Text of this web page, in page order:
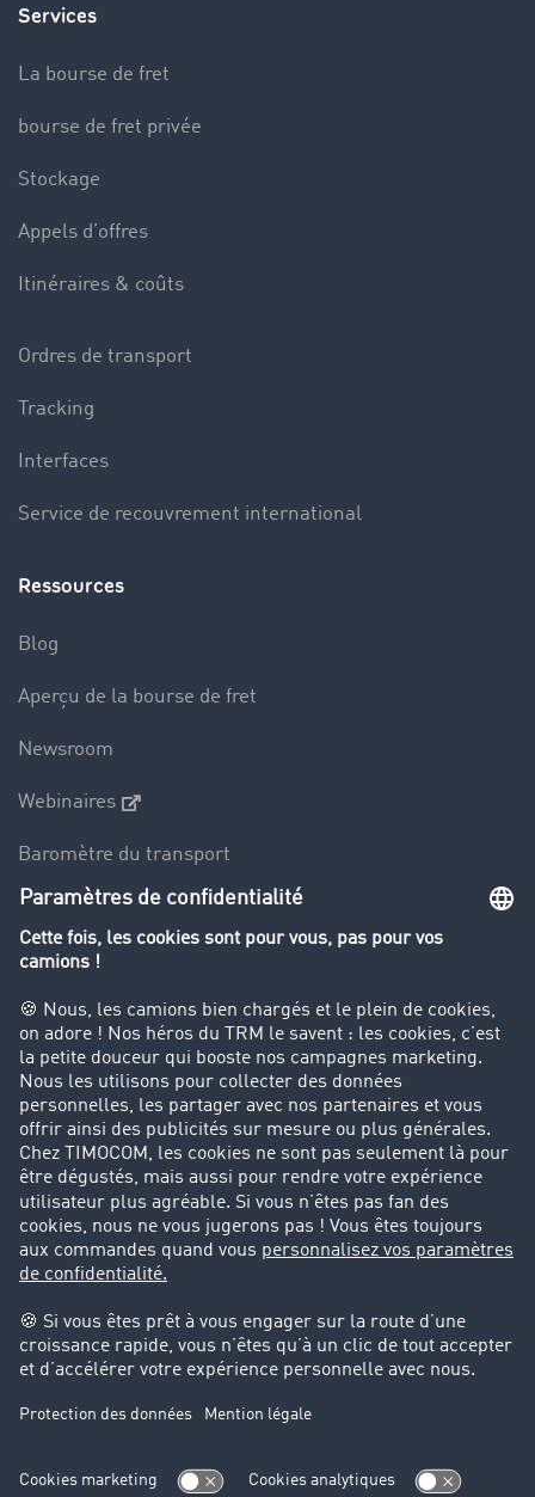
Services
La bourse de fret
bourse de fret privée
Stockage
Appels d’offres
Itinéraires & coûts
Ordres de transport
Tracking
Interfaces
Service de recouvrement international
Ressources
Blog
Aperçu de la bourse de fret
Newsroom
Webinaires
Baromètre du transport
Le dictionnaire du transport
Interdiction de circulation des poids lourds
Entreprise
Parrainage clients
Success Stories
Cadre légal
Mentions légales
Protection des données
Cookie-Einstellungen
Support